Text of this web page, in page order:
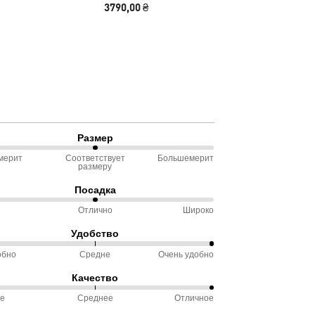
3790,00 ₴
Размер
Соответствует
размеру
Большемерит
Посадка
Отлично Широко
Удобство
Средне Очень удобно
Качество
Среднее Отличное